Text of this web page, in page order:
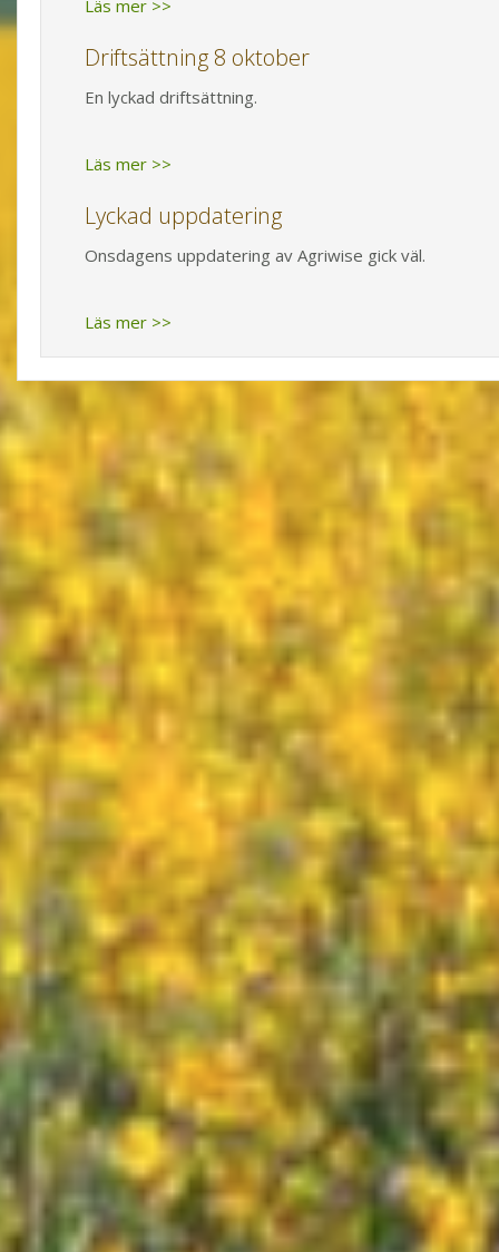
Läs mer >>
Driftsättning 8 oktober
En lyckad driftsättning.
Läs mer >>
Lyckad uppdatering
Onsdagens uppdatering av Agriwise gick väl.
Läs mer >>